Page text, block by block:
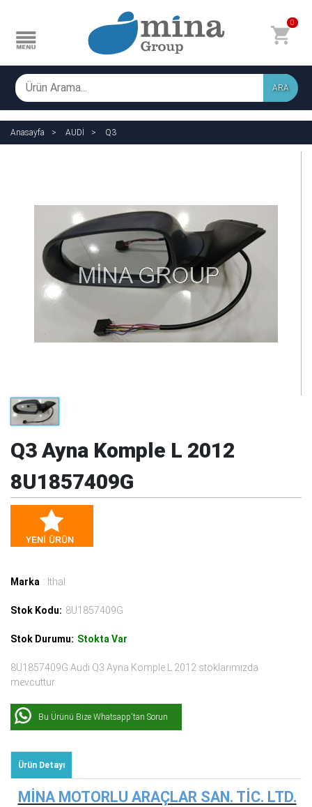
0
ARA
Anasayfa AUDİ Q3
Q3 Ayna Komple L 2012
8U1857409G
Marka : İthal
Stok Kodu: 8U1857409G
Stok Durumu: Stokta Var
8U1857409G Audi Q3 Ayna Komple L 2012 stoklarımızda
mevcuttur.
Bu Ürünü Bize Whatsapp'tan Sorun
Ürün Detayı
MİNA MOTORLU ARAÇLAR SAN. TİC. LTD.